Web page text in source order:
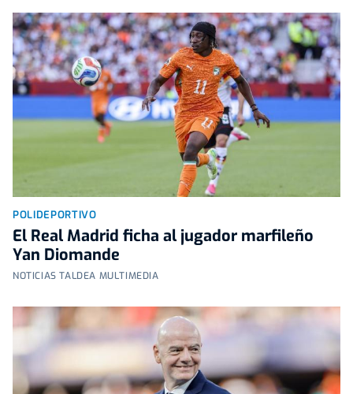
POLIDEPORTIVO
El Real Madrid ficha al jugador marfileño
Yan Diomande
NOTICIAS TALDEA MULTIMEDIA